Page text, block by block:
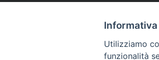
Informativa
Utilizziamo
funzionalità